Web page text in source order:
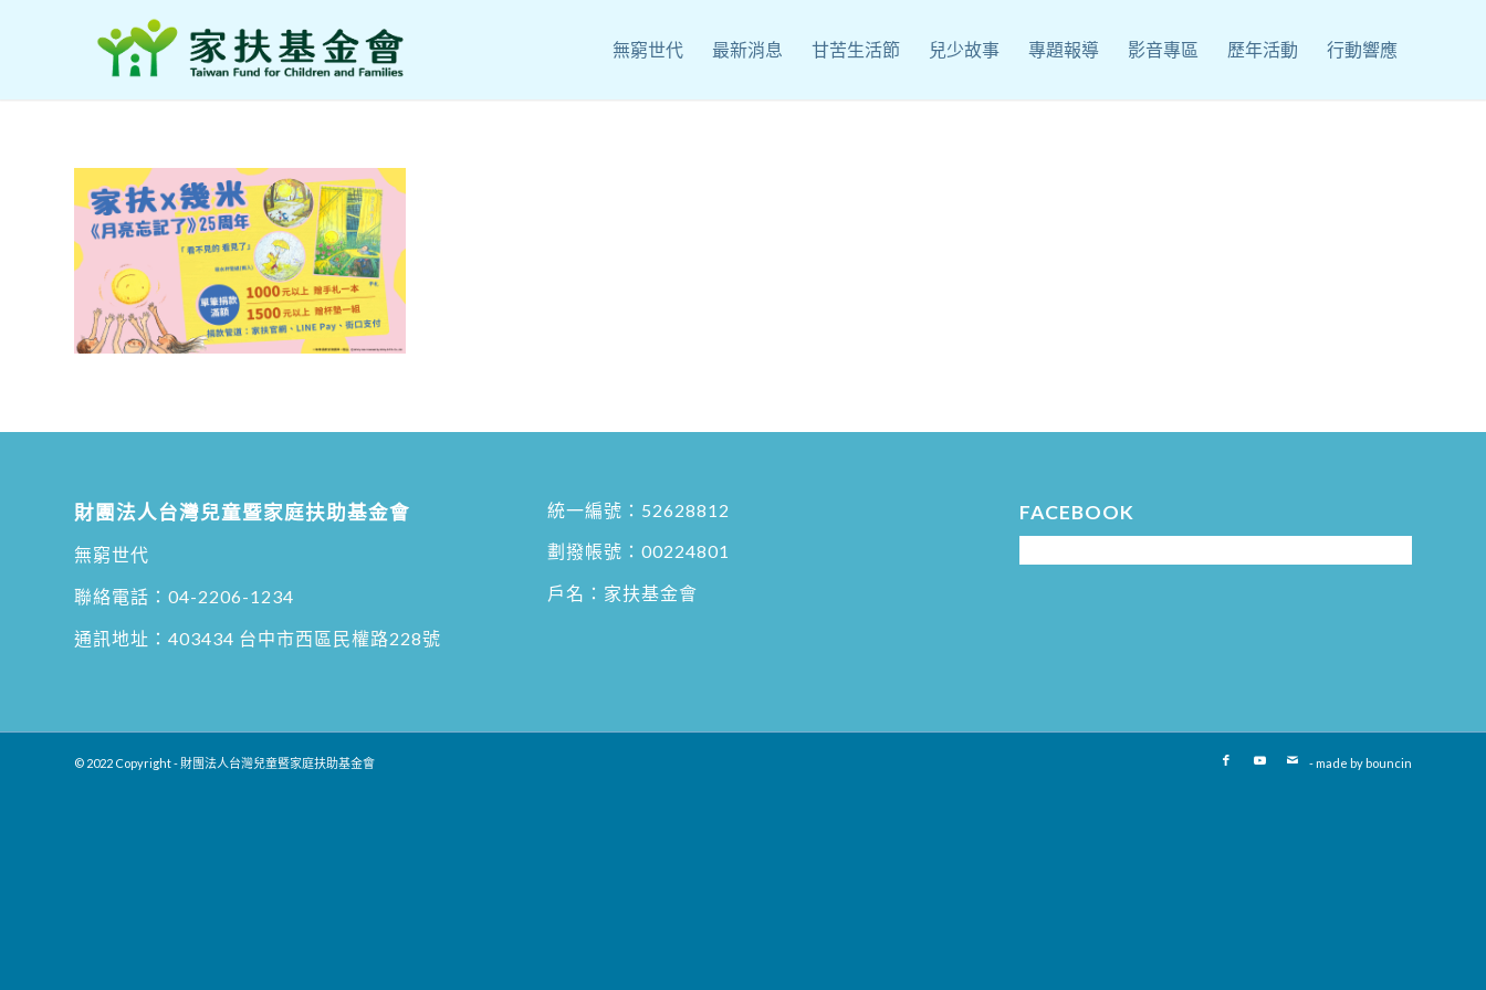
無窮世代 最新消息 甘苦生活節 兒少故事 專題報導 影音專區 歷年活動 行動響應
財團法人台灣兒童暨家庭扶助基金會
無窮世代
聯絡電話： 04-2206-1234
通訊地址： 403434 台中市西區民權路228號
統一編號：52628812
劃撥帳號：00224801
戶名：家扶基金會
FACEBOOK
© 2022 Copyright - 財團法人台灣兒童暨家庭扶助基金會 - made by bouncin